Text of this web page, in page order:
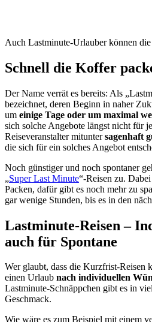
Auch Lastminute-Urlauber können
Schnell die Koffer
Der Name verrät es bereits: Als
bezeichnet, deren Beginn in naher
um einige Tage oder um maximal
sich solche Angebote längst nicht für
Reiseveranstalter mituntersagenhaft
die sich für ein solches Angebot
Noch günstiger und noch spontaner
„Super Last Minute“-Reisen zu.
Packen, dafür gibt es noch mehr zu
gar wenige Stunden, bis es in den
Lastminute-Reisen –
auch für Spontane
Wer glaubt, dass die Kurzfrist-Reisen
einen Urlaub nach individuellen
Lastminute-Schnäppchen gibt es in
Geschmack.
Wie wäre es zum Beispiel mit einem